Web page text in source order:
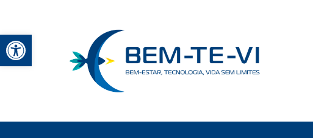
Abrir a barra de ferramentas